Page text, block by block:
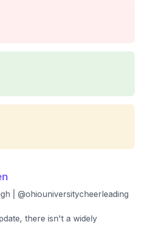
| @ohiouniversitycheerleading
there isn't a widely